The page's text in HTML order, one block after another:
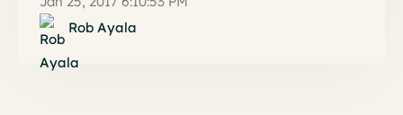
Rob Ayala